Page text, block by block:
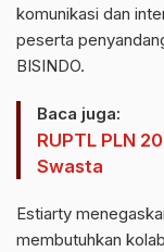
komunikasi dan
peserta
BISINDO.
Baca juga:
RUPTL PLN
Swasta
Estiarty
membutuhkan